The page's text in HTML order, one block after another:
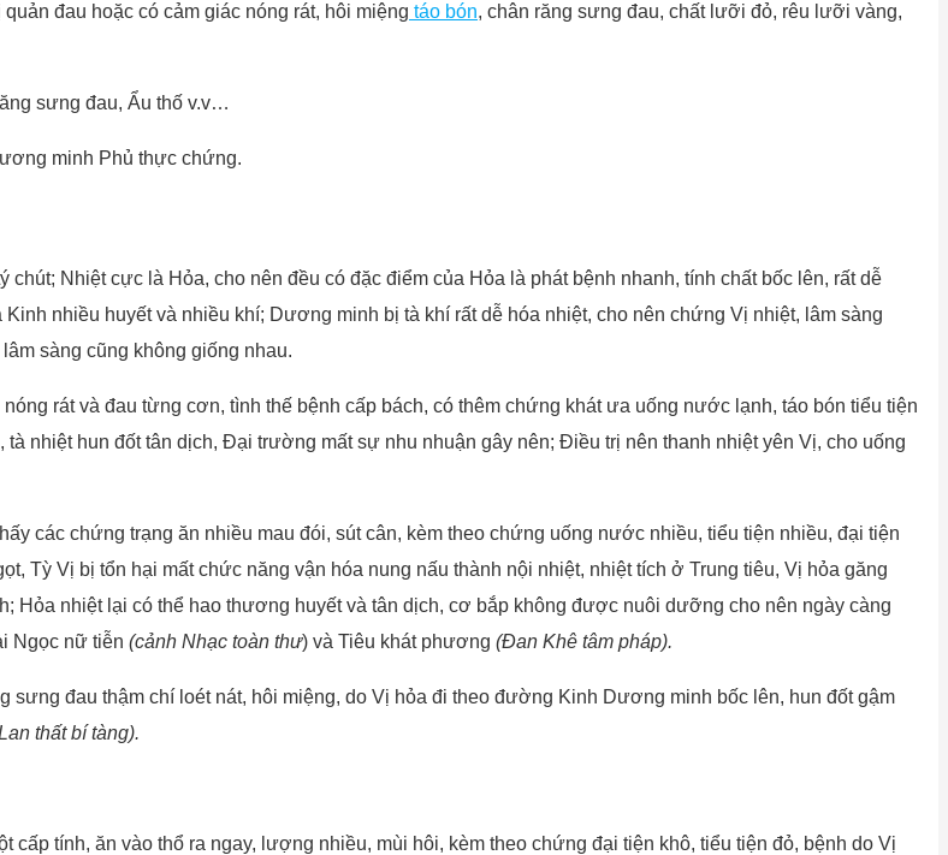
đau hoặc có cảm giác nóng rát, hôi miệng táo bón, chân răng sưng đau, chất lưỡi đỏ, rêu lưỡi vàng,
sưng đau, Ẩu thố v.v…
minh Phủ thực chứng.
chút; Nhiệt cực là Hỏa, cho nên đều có đặc điểm của Hỏa là phát bệnh nhanh, tính chất bốc lên, rất dễ
nhiều huyết và nhiều khí; Dương minh bị tà khí rất dễ hóa nhiệt, cho nên chứng Vị nhiệt, lâm sàng
sàng cũng không giống nhau.
rát và đau từng cơn, tình thế bệnh cấp bách, có thêm chứng khát ưa uống nước lạnh, táo bón tiểu tiện
nhiệt hun đốt tân dịch, Đại trường mất sự nhu nhuận gây nên; Điều trị nên thanh nhiệt yên Vị, cho uống
các chứng trạng ăn nhiều mau đói, sút cân, kèm theo chứng uống nước nhiều, tiểu tiện nhiều, đại tiện
Tỳ Vị bị tổn hại mất chức năng vận hóa nung nấu thành nội nhiệt, nhiệt tích ở Trung tiêu, Vị hỏa găng
Hỏa nhiệt lại có thể hao thương huyết và tân dịch, cơ bắp không được nuôi dưỡng cho nên ngày càng
Ngọc nữ tiễn (cảnh Nhạc toàn thư) và Tiêu khát phương (Đan Khê tâm pháp).
đau thậm chí loét nát, hôi miệng, do Vị hỏa đi theo đường Kinh Dương minh bốc lên, hun đốt gậm
thất bí tàng).
tính, ăn vào thổ ra ngay, lượng nhiều, mùi hôi, kèm theo chứng đại tiện khô, tiểu tiện đỏ, bệnh do Vị